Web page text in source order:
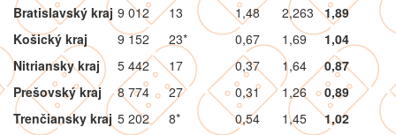
Bratislavský kraj 9 012 13 1,48 2,263
1,89
Košický kraj
9 152 23* 0,67 1,69
1,04
Nitriansky kraj
5 442 17 0,37 1,64
0,87
Prešovský kraj
8 774 27 0,31 1,26
0,89
Trenčiansky kraj 5 202 8* 0,54 1,45
1,02